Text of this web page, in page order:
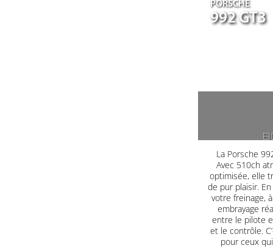
PORSCHE
992 GT3
La Porsche
Avec 510ch
optimisée, elle
de pur plaisir.
votre freinage,
embrayage
entre le pilote
et le contrôle.
pour ceux